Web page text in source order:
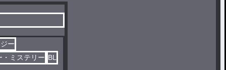
ー
・ミステリー BL